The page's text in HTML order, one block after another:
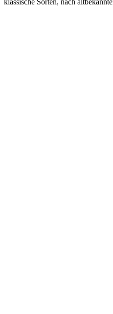
klassische Sorten, nach